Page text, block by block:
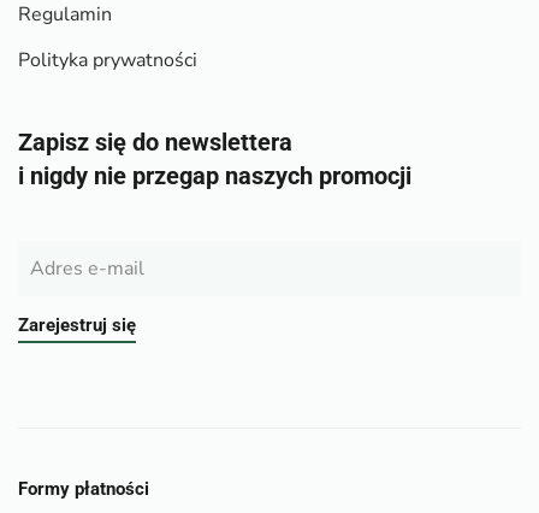
Regulamin
Polityka prywatności
Zapisz się do newslettera
i nigdy nie przegap naszych promocji
Zarejestruj się
Formy płatności